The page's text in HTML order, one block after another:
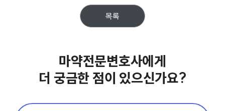
주요 업무사례
사례분석/최신동향
마약 법률정보
업무분야
마약팀 업무
목록
마약전문변호사에게
더 궁금한 점이 있으신가요?